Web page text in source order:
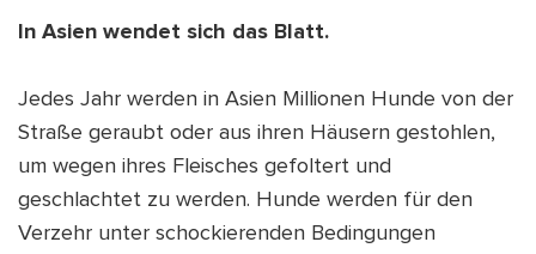
In Asien wendet sich das Blatt.
Jedes Jahr werden in Asien Millionen Hunde von der
Straße geraubt oder aus ihren Häusern gestohlen,
um wegen ihres Fleisches gefoltert und
geschlachtet zu werden. Hunde werden für den
Verzehr unter schockierenden Bedingungen